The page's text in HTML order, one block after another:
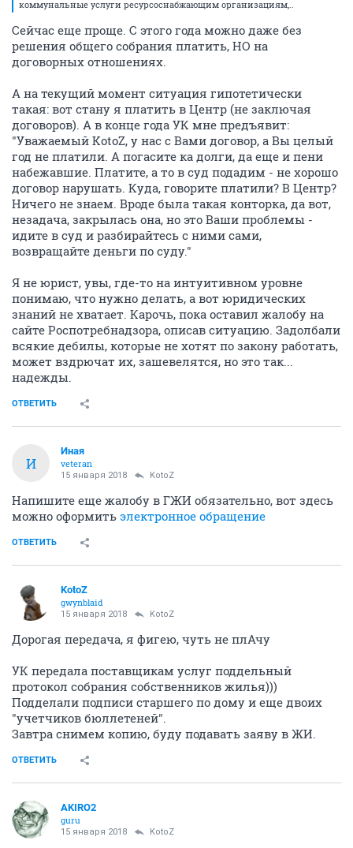
коммунальные услуги ресурсоснабжающим организациям,..
Сейчас еще проще. С этого года можно даже без
решения общего собрания платить, НО на
договорных отношениях.
А на текущий момент ситуация гипотетически
такая: вот стану я платить в Центр (не заключая
договоров). А в конце года УК мне предъявит:
"Уважаемый KotoZ, у нас с Вами договор, а Вы целый
год не платили. А погасите ка долги, да еще и пени
набежавшие. Платите, а то в суд подадим - не хорошо
договор нарушать. Куда, говорите платили? В Центр?
Ничего не знаем. Вроде была такая конторка, да вот,
незадача, закрылась она, но это Ваши проблемы -
идите в суд и разбирайтесь с ними сами,
возвращайте деньги по суду."
Я не юрист, увы, где-то на интуитивном уровне
понимаю, что нужно делать, а вот юридических
знаний не хватает. Карочь, пока оставил жалобу на
сайте Роспотребнадзора, описав ситуацию. Задолбали
всякие дебилы, которые не хотят по закону работать,
может вздрючат их, зашевелятся, но это так...
надежды.
ОТВЕТИТЬ
И
Иная
veteran
15 января 2018 KotoZ
Напишите еще жалобу в ГЖИ обязательно, вот здесь
можно оформить электронное обращение
ОТВЕТИТЬ
KotoZ
gwynblaid
15 января 2018 KotoZ
Дорогая передача, я фигею, чуть не плАчу
УК передала поставщикам услуг поддельный
протокол собрания собственников жилья)))
Подделали подписи старшего по дому и еще двоих
"учетчиков бюллетеней".
Завтра снимем копию, буду подавать заяву в ЖИ.
ОТВЕТИТЬ
AKIRO2
guru
15 января 2018 KotoZ